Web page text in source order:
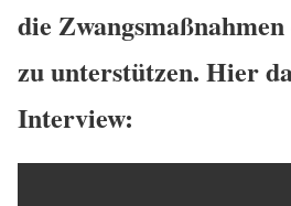
die
zu unterstützen. Hier
Interview: